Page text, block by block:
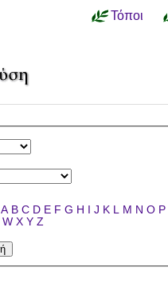
Τόποι
A B C D E F G H I J K L M N O P
W X Y Z